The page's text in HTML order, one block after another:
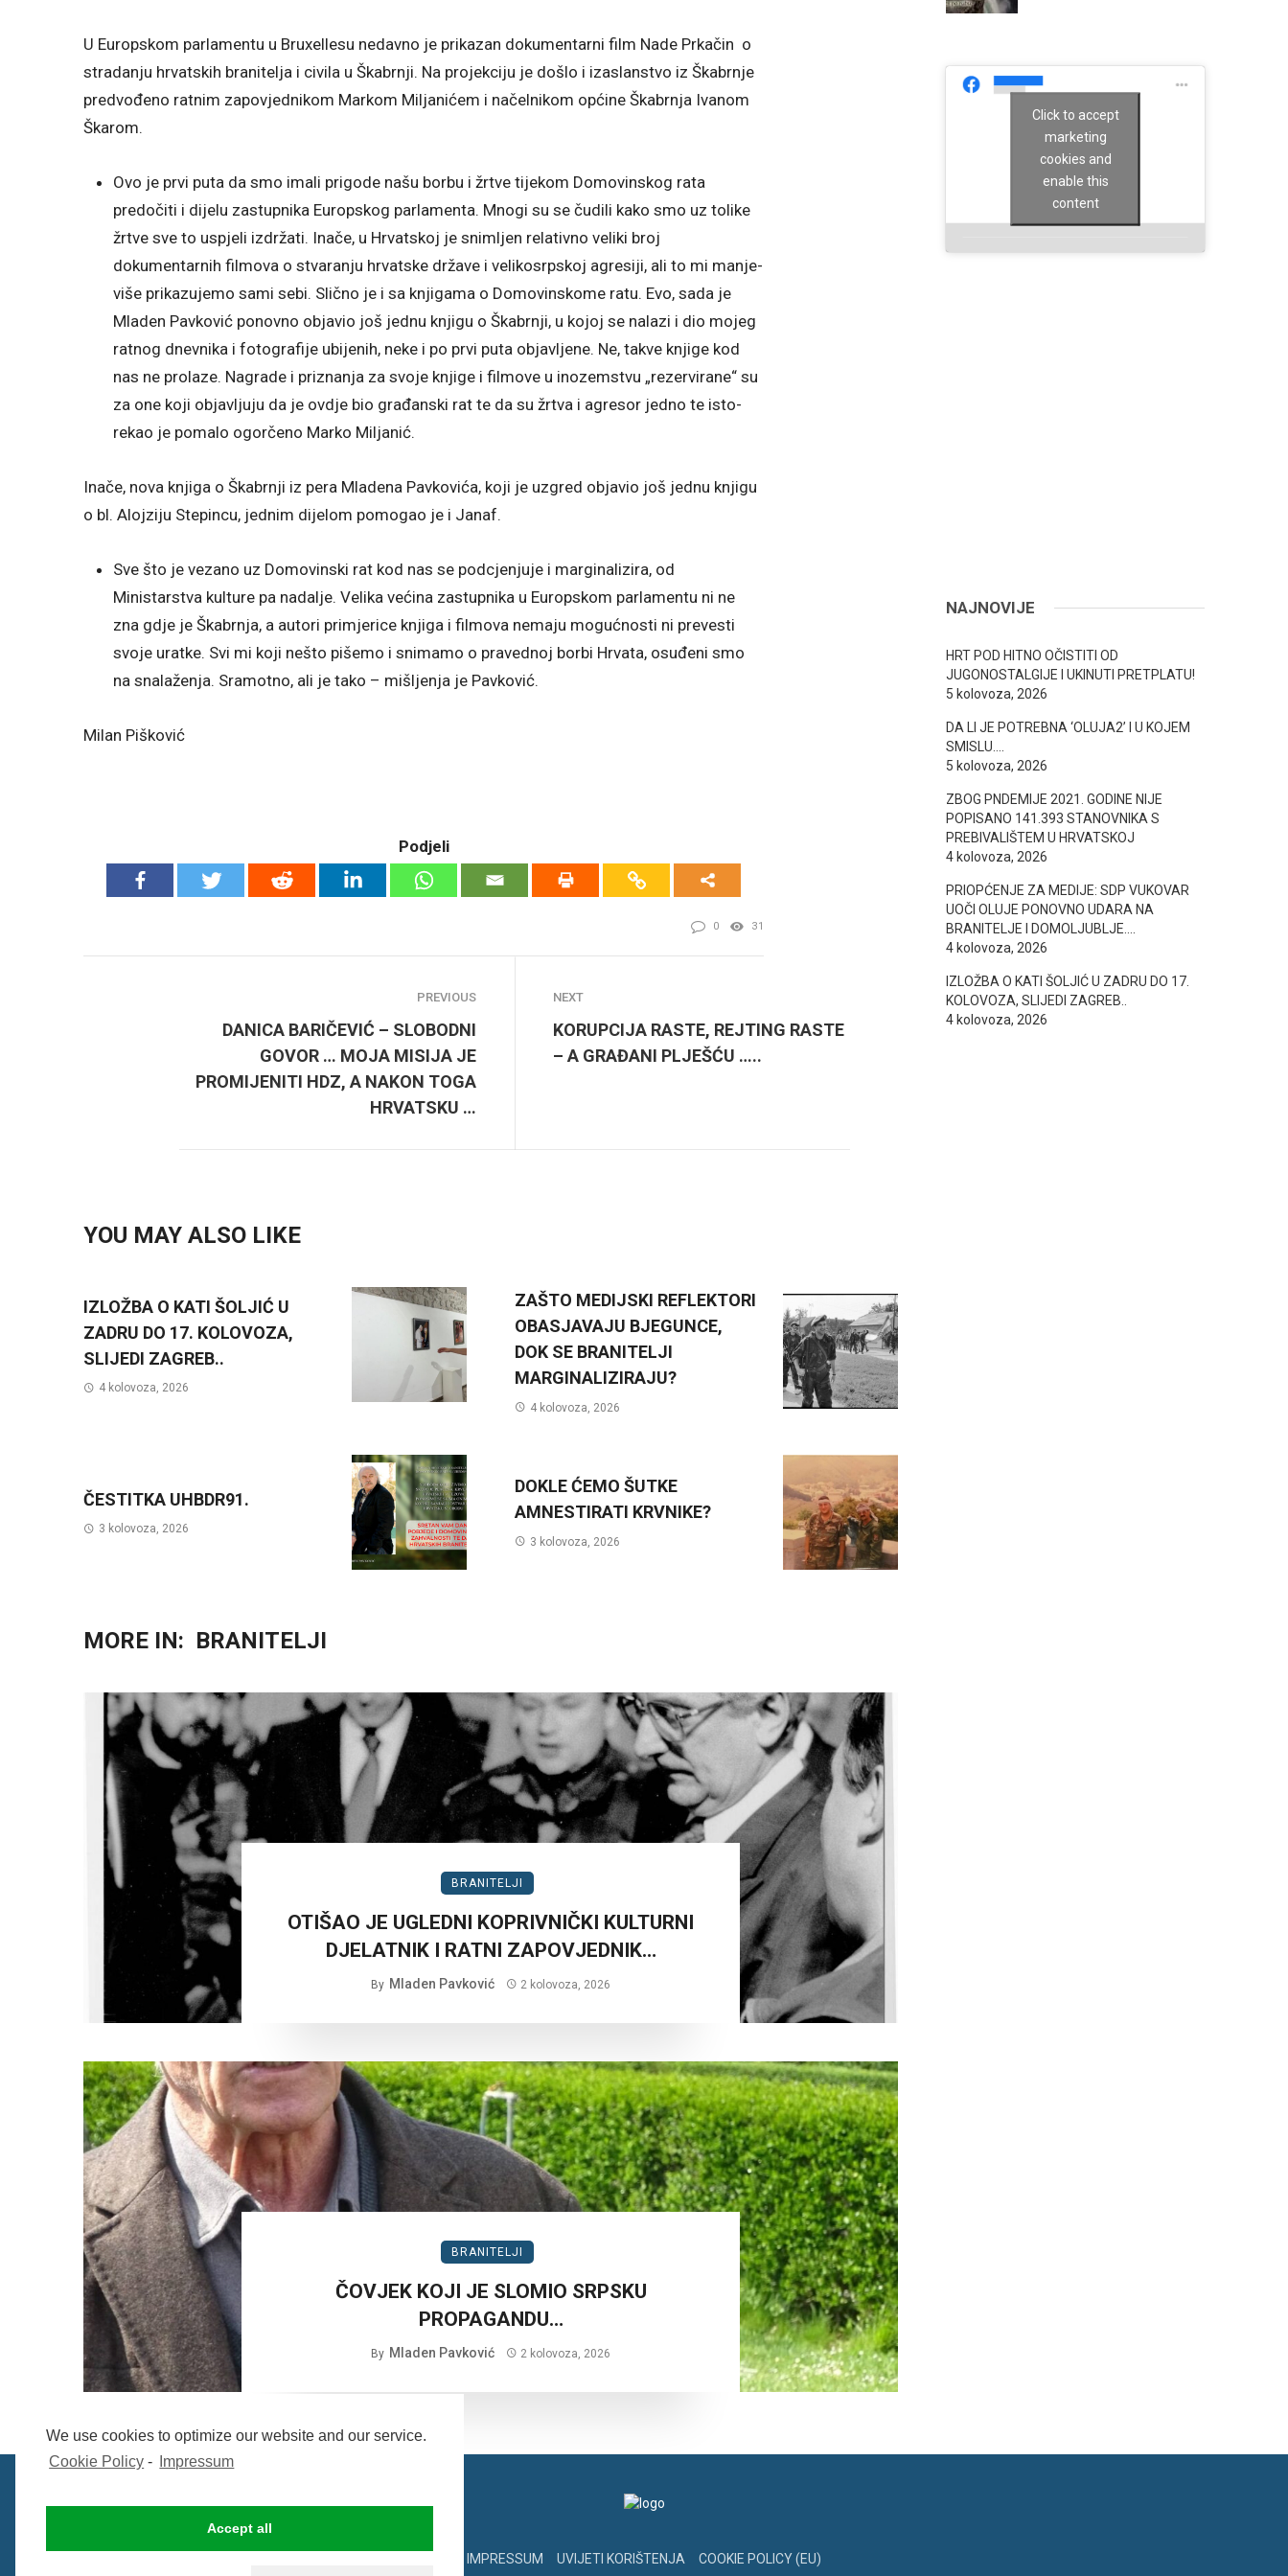
We use cookies to optimize our website and our service.
Cookie Policy - Impressum
Accept all
U Europskom parlamentu u Bruxellesu nedavno je prikazan dokumentarni film Nade Prkačin o
stradanju hrvatskih branitelja i civila u Škabrnji. Na projekciju je došlo i izaslanstvo iz Škabrnje
predvođeno ratnim zapovjednikom Markom Miljanićem i načelnikom općine Škabrnja Ivanom
Škarom.
Ovo je prvi puta da smo imali prigode našu borbu i žrtve tijekom Domovinskog rata
predočiti i dijelu zastupnika Europskog parlamenta. Mnogi su se čudili kako smo uz tolike
žrtve sve to uspjeli izdržati. Inače, u Hrvatskoj je snimljen relativno veliki broj
dokumentarnih filmova o stvaranju hrvatske države i velikosrpskoj agresiji, ali to mi manje-
više prikazujemo sami sebi. Slično je i sa knjigama o Domovinskome ratu. Evo, sada je
Mladen Pavković ponovno objavio još jednu knjigu o Škabrnji, u kojoj se nalazi i dio mojeg
ratnog dnevnika i fotografije ubijenih, neke i po prvi puta objavljene. Ne, takve knjige kod
nas ne prolaze. Nagrade i priznanja za svoje knjige i filmove u inozemstvu „rezervirane“ su
za one koji objavljuju da je ovdje bio građanski rat te da su žrtva i agresor jedno te isto-
rekao je pomalo ogorčeno Marko Miljanić.
Inače, nova knjiga o Škabrnji iz pera Mladena Pavkovića, koji je uzgred objavio još jednu knjigu
o bl. Alojziju Stepincu, jednim dijelom pomogao je i Janaf.
Sve što je vezano uz Domovinski rat kod nas se podcjenjuje i marginalizira, od
Ministarstva kulture pa nadalje. Velika većina zastupnika u Europskom parlamentu ni ne
zna gdje je Škabrnja, a autori primjerice knjiga i filmova nemaju mogućnosti ni prevesti
svoje uratke. Svi mi koji nešto pišemo i snimamo o pravednoj borbi Hrvata, osuđeni smo
na snalaženja. Sramotno, ali je tako – mišljenja je Pavković.
Milan Pišković
Podjeli
0 31
PREVIOUS
DANICA BARIČEVIĆ – SLOBODNI
GOVOR … MOJA MISIJA JE
PROMIJENITI HDZ, A NAKON TOGA
HRVATSKU …
NEXT
KORUPCIJA RASTE, REJTING RASTE
– A GRAĐANI PLJEŠĆU …..
YOU MAY ALSO LIKE
IZLOŽBA O KATI ŠOLJIĆ U
ZADRU DO 17. KOLOVOZA,
SLIJEDI ZAGREB..
4 kolovoza, 2026
ZAŠTO MEDIJSKI REFLEKTORI
OBASJAVAJU BJEGUNCE,
DOK SE BRANITELJI
MARGINALIZIRAJU?
4 kolovoza, 2026
ČESTITKA UHBDR91.
3 kolovoza, 2026
DOKLE ĆEMO ŠUTKE
AMNESTIRATI KRVNIKE?
3 kolovoza, 2026
MORE IN: BRANITELJI
BRANITELJI
OTIŠAO JE UGLEDNI KOPRIVNIČKI KULTURNI
DJELATNIK I RATNI ZAPOVJEDNIK…
By Mladen Pavković 2 kolovoza, 2026
BRANITELJI
ČOVJEK KOJI JE SLOMIO SRPSKU
PROPAGANDU…
By Mladen Pavković 2 kolovoza, 2026
Click to accept
marketing
cookies and
enable this
content
NAJNOVIJE
HRT POD HITNO OČISTITI OD
JUGONOSTALGIJE I UKINUTI PRETPLATU!
5 kolovoza, 2026
DA LI JE POTREBNA ‘OLUJA2’ I U KOJEM
SMISLU….
5 kolovoza, 2026
ZBOG PNDEMIJE 2021. GODINE NIJE
POPISANO 141.393 STANOVNIKA S
PREBIVALIŠTEM U HRVATSKOJ
4 kolovoza, 2026
PRIOPĆENJE ZA MEDIJE: SDP VUKOVAR
UOČI OLUJE PONOVNO UDARA NA
BRANITELJE I DOMOLJUBLJE….
4 kolovoza, 2026
IZLOŽBA O KATI ŠOLJIĆ U ZADRU DO 17.
KOLOVOZA, SLIJEDI ZAGREB..
4 kolovoza, 2026
IMPRESSUM UVIJETI KORIŠTENJA COOKIE POLICY (EU)